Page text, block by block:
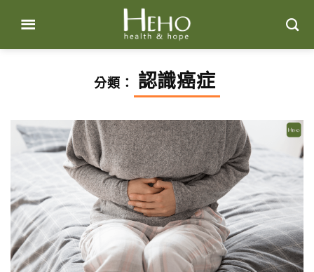
content
分類： 認識癌症